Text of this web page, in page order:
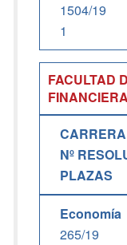
1504/19
1
FACULTAD
CARRERA
Nº
PLAZAS
Economía
265/19